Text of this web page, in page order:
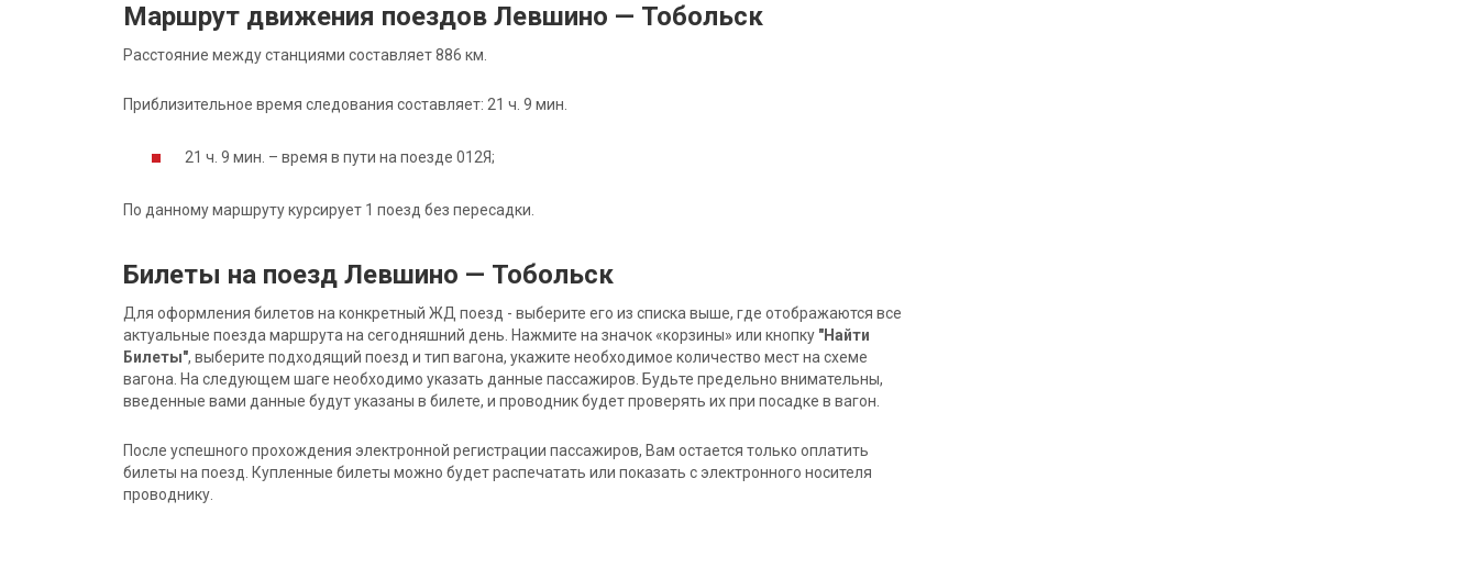
Маршрут движения поездов Левшино — Тобольск
Расстояние между станциями составляет 886 км.
Приблизительное время следования составляет: 21 ч. 9 мин.
21 ч. 9 мин. – время в пути на поезде 012Я;
По данному маршруту курсирует 1 поезд без пересадки.
Билеты на поезд Левшино — Тобольск
Для оформления билетов на конкретный ЖД поезд - выберите его из списка выше, где отображаются все
актуальные поезда маршрута на сегодняшний день. Нажмите на значок «корзины» или кнопку "Найти
Билеты", выберите подходящий поезд и тип вагона, укажите необходимое количество мест на схеме
вагона. На следующем шаге необходимо указать данные пассажиров. Будьте предельно внимательны,
введенные вами данные будут указаны в билете, и проводник будет проверять их при посадке в вагон.
После успешного прохождения электронной регистрации пассажиров, Вам остается только оплатить
билеты на поезд. Купленные билеты можно будет распечатать или показать с электронного носителя
проводнику.